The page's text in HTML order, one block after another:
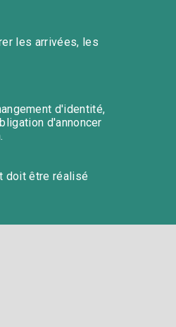
les arrivées, les
d'identité,
d'annoncer
doit être réalisé